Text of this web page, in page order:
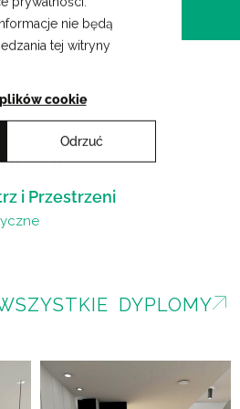
nie będą
tej witryny
cookie
Odrzuć
Artystyczne
i Przestrzeni
DYPLOMY